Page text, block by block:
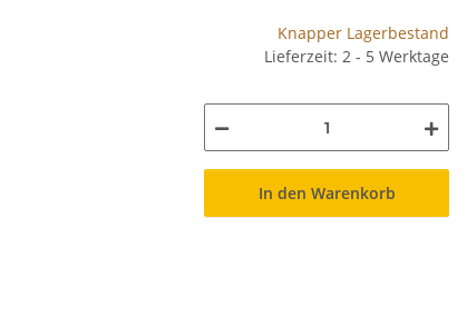
Knapper Lagerbestand
Lieferzeit: 2 - 5 Werktage
In den Warenkorb